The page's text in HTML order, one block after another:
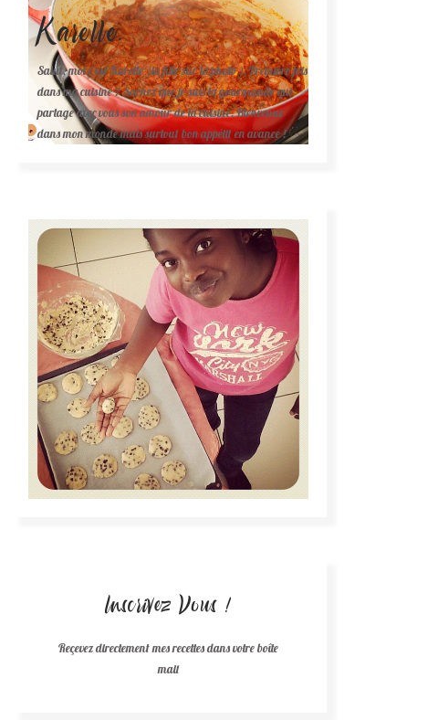
Karelle.
Salut, moi c'est Karelle (la fille sur la photo ). Première fois
dans ma cuisine ? Sachez que je suis la gourmande qui
partage avec vous son amour de la cuisine. Bienvenue
dans mon monde mais surtout bon appétit en avance !
Inscrivez Vous !
Reçevez directement mes recettes dans votre boîte
mail